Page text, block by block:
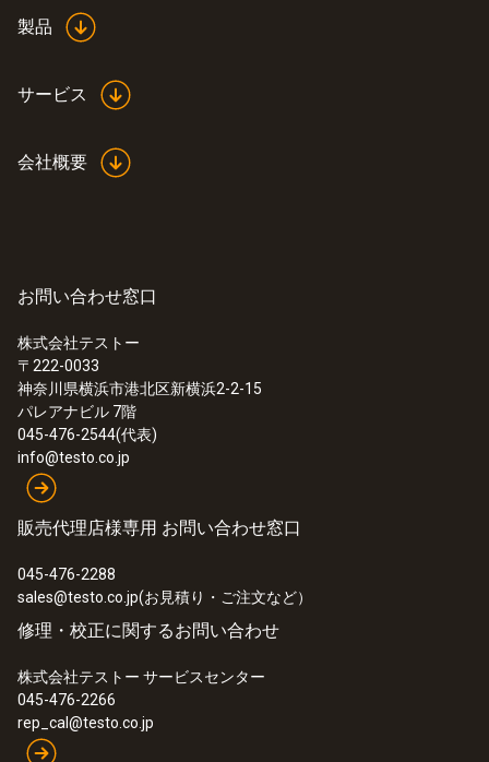
:0632 3306
testo 330-1LL - 燃焼排ガス分析計
製品
サービス
会社概要
お問い合わせ窓口
株式会社テストー
〒222-0033
神奈川県横浜市港北区新横浜2-2-15
パレアナビル 7階
045-476-2544(代表)
info@testo.co.jp
販売代理店様専用 お問い合わせ窓口
045-476-2288
sales@testo.co.jp(お見積り・ご注文など）
修理・校正に関するお問い合わせ
株式会社テストー サービスセンター
045-476-2266
rep_cal@testo.co.jp